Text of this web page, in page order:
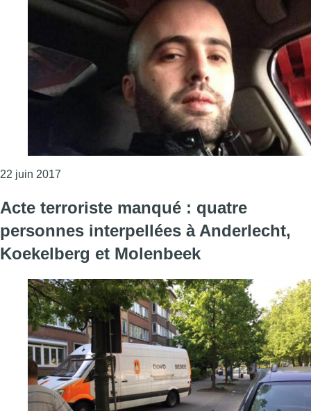
22 juin 2017
Acte terroriste manqué : quatre
personnes interpellées à Anderlecht,
Koekelberg et Molenbeek